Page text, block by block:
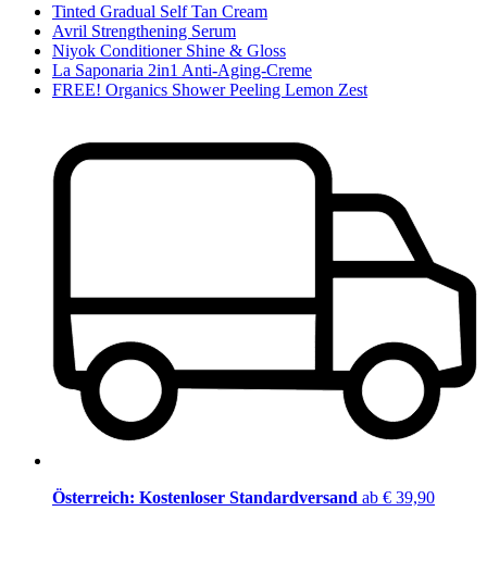
Tinted Gradual Self Tan Cream
Avril Strengthening Serum
Niyok Conditioner Shine & Gloss
La Saponaria 2in1 Anti-Aging-Creme
FREE! Organics Shower Peeling Lemon Zest
Österreich: Kostenloser Standardversand ab € 39,90